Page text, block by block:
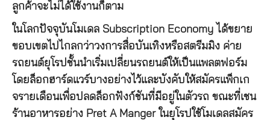
ลูกค้าจะไม่ได้ใช้งานก็ตาม
ในโลกปัจจุบันโมเดล Subscription Economy ได้ขยาย
ขอบเขตไปไกลกว่าวงการสื่อบันเทิงหรือสตรีมมิง ค่าย
รถยนต์ยุโรปชั้นนำเริ่มเปลี่ยนรถยนต์ให้เป็นแพลตฟอร์ม
โดยล็อกฮาร์ดแวร์บางอย่างไว้และบังคับให้สมัครแพ็กเก
จรายเดือนเพื่อปลดล็อกฟังก์ชันที่มีอยู่ในตัวรถ ขณะที่เชน
ร้านอาหารอย่าง Pret A Manger ในยุโรปใช้โมเดลสมัคร